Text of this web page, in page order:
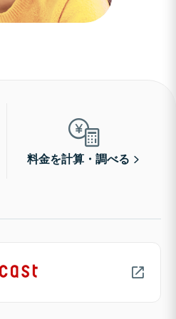
料金を計算・調べる